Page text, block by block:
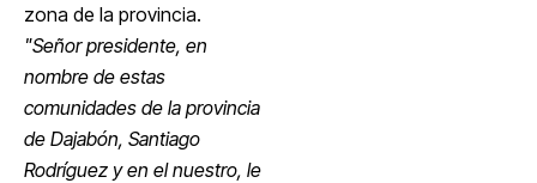
zona de la provincia.
"Señor presidente, en
nombre de estas
comunidades de la provincia
de Dajabón, Santiago
Rodríguez y en el nuestro, le